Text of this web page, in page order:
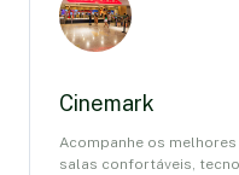
Cinemark
Acompanhe os
salas confortáveis,